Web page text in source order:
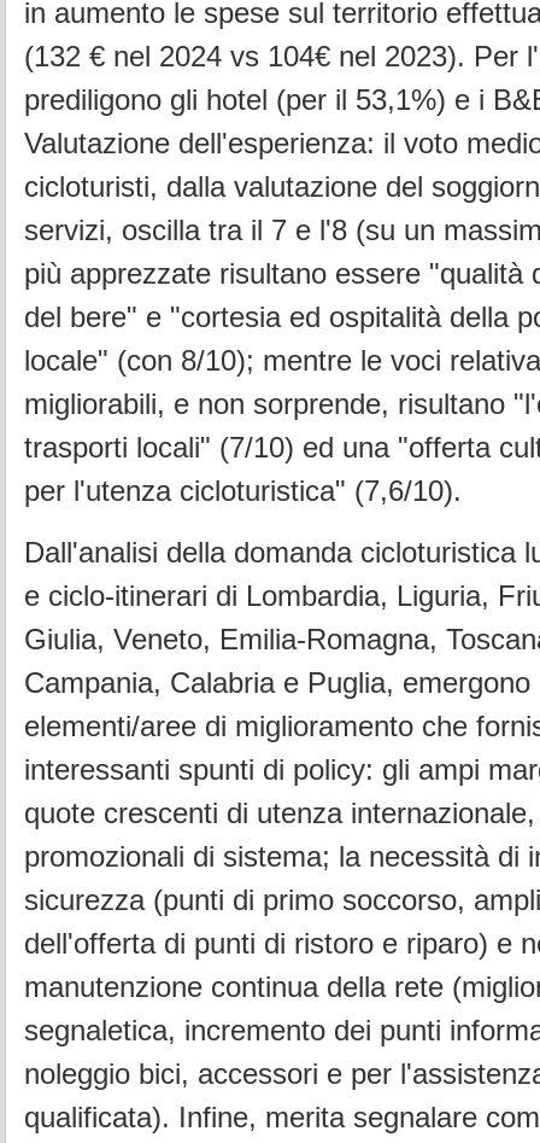
in aumento le spese sul territorio
(132 € nel 2024 vs 104€ nel 2023). Per
prediligono gli hotel (per il 53,1%) e i
Valutazione dell'esperienza: il voto
cicloturisti, dalla valutazione del
servizi, oscilla tra il 7 e l'8 (su un
più apprezzate risultano essere "qualità
del bere" e "cortesia ed ospitalità della
locale" (con 8/10); mentre le voci
migliorabili, e non sorprende, risultano
trasporti locali" (7/10) ed una "offerta
per l'utenza cicloturistica" (7,6/10).
Dall'analisi della domanda cicloturistica
e ciclo-itinerari di Lombardia, Liguria,
Giulia, Veneto, Emilia-Romagna,
Campania, Calabria e Puglia, emergono
elementi/aree di miglioramento che
interessanti spunti di policy: gli ampi
quote crescenti di utenza
promozionali di sistema; la necessità di
sicurezza (punti di primo soccorso,
dell'offerta di punti di ristoro e riparo) e
manutenzione continua della rete
segnaletica, incremento dei punti
noleggio bici, accessori e per
qualificata). Infine, merita segnalare